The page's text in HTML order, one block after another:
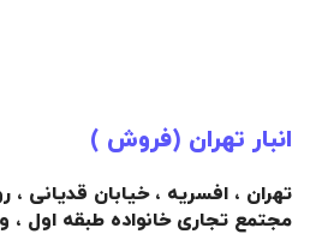
انبار تهران (فروش )
تهران ، افسریه ، خیابان قدیانی ،
مجتمع تجاری خانواده طبقه اول ،